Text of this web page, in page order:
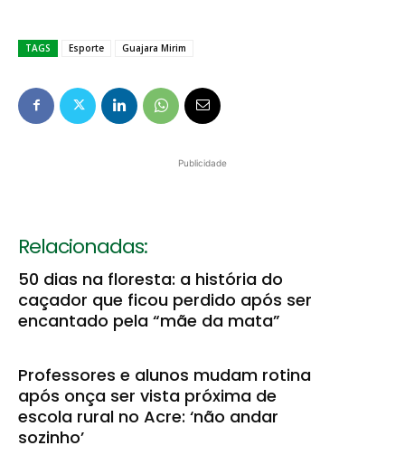
TAGS Esporte Guajara Mirim
Publicidade
Relacionadas:
50 dias na floresta: a história do
caçador que ficou perdido após ser
encantado pela “mãe da mata”
Professores e alunos mudam rotina
após onça ser vista próxima de
escola rural no Acre: ‘não andar
sozinho’